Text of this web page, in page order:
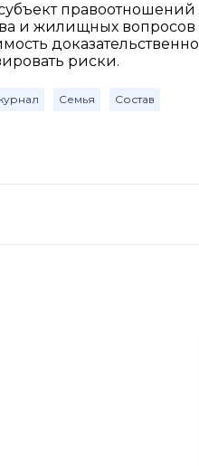
и жилищных вопросов
риски.
Семья Состав